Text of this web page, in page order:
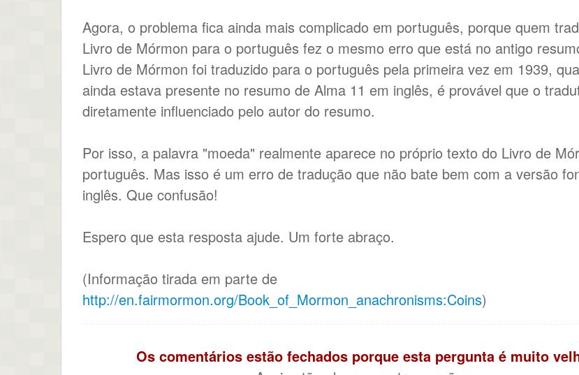
Agora, o problema fica ainda mais complicado em português, porque quem
Livro de Mórmon para o português fez o mesmo erro que está no antigo
Livro de Mórmon foi traduzido para o português pela primeira vez em 1939,
ainda estava presente no resumo de Alma 11 em inglês, é provável que o
diretamente influenciado pelo autor do resumo.
Por isso, a palavra "moeda" realmente aparece no próprio texto do Livro de
português. Mas isso é um erro de tradução que não bate bem com a versão
inglês. Que confusão!
Espero que esta resposta ajude. Um forte abraço.
(Informação tirada em parte de
http://en.fairmormon.org/Book_of_Mormon_anachronisms:Coins)
Os comentários estão fechados porque esta pergunta é muito